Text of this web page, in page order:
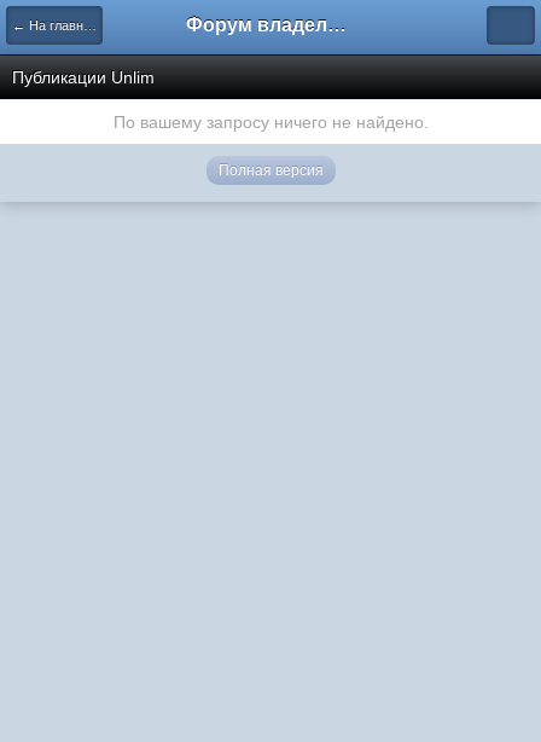
← На главную Форум владельцев интернет-магазинов
Публикации Unlim
По вашему запросу ничего не найдено.
Полная версия